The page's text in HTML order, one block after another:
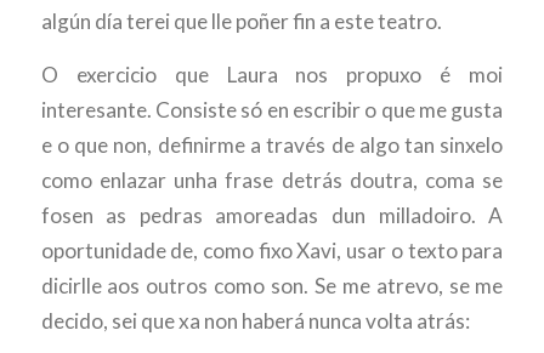
algún día terei que lle poñer fin a este teatro.
O exercicio que Laura nos propuxo é moi
interesante. Consiste só en escribir o que me gusta
e o que non, definirme a través de algo tan sinxelo
como enlazar unha frase detrás doutra, coma se
fosen as pedras amoreadas dun milladoiro. A
oportunidade de, como fixo Xavi, usar o texto para
dicirlle aos outros como son. Se me atrevo, se me
decido, sei que xa non haberá nunca volta atrás: